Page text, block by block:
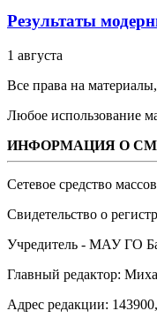
Результаты
1 августа
Все права на
Любое использование
ИНФОРМАЦИЯ О
Сетевое средство
Свидетельство о
Учредитель - МАУ ГО
Главный редактор:
Адрес редакции: